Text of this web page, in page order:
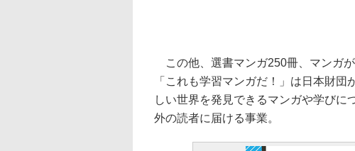
この他、選書マンガ250冊、マンガ
「これも学習マンガだ！」は日本財
しい世界を発見できるマンガや学びに
外の読者に届ける事業。